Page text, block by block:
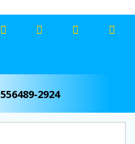
556489-2924